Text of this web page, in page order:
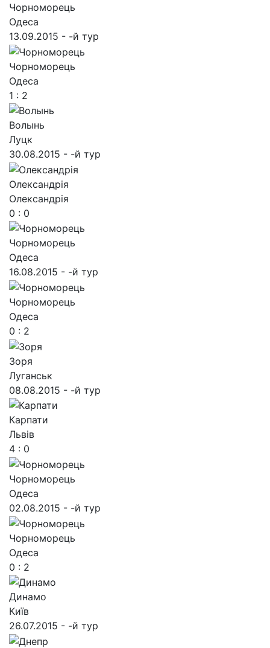
Чорноморець
Одеса
13.09.2015 - -й тур
Чорноморець
Одеса
1 : 2
Волынь
Луцк
30.08.2015 - -й тур
Олександрія
Олександрія
0 : 0
Чорноморець
Одеса
16.08.2015 - -й тур
Чорноморець
Одеса
0 : 2
Зоря
Луганськ
08.08.2015 - -й тур
Карпати
Львів
4 : 0
Чорноморець
Одеса
02.08.2015 - -й тур
Чорноморець
Одеса
0 : 2
Динамо
Київ
26.07.2015 - -й тур